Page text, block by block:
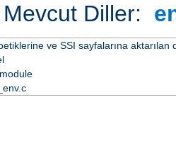
Mevcut Diller:
ve SSI sayfalarına